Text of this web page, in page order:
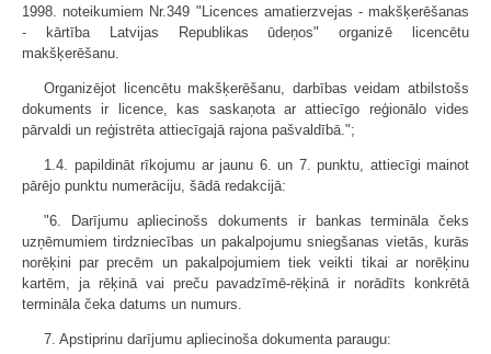
1998. noteikumiem Nr.349 "Licences amatierzvejas - makšķerēšanas
- kārtība Latvijas Republikas ūdeņos" organizē licencētu
makšķerēšanu.
Organizējot licencētu makšķerēšanu, darbības veidam atbilstošs
dokuments ir licence, kas saskaņota ar attiecīgo reģionālo vides
pārvaldi un reģistrēta attiecīgajā rajona pašvaldībā.";
1.4. papildināt rīkojumu ar jaunu 6. un 7. punktu, attiecīgi mainot
pārējo punktu numerāciju, šādā redakcijā:
"6. Darījumu apliecinošs dokuments ir bankas termināla čeks
uzņēmumiem tirdzniecības un pakalpojumu sniegšanas vietās, kurās
norēķini par precēm un pakalpojumiem tiek veikti tikai ar norēķinu
kartēm, ja rēķinā vai preču pavadzīmē-rēķinā ir norādīts konkrētā
termināla čeka datums un numurs.
7. Apstiprinu darījumu apliecinoša dokumenta paraugu: